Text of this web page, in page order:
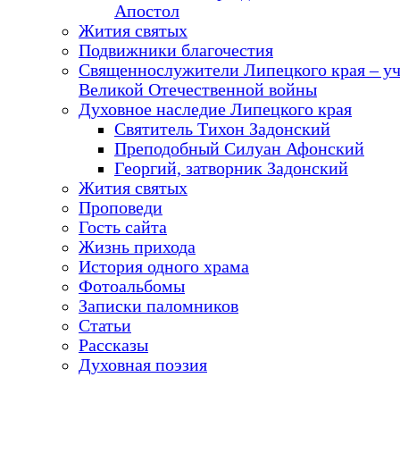
Апостол
Жития святых
Подвижники благочестия
Священнослужители Липецкого края –
Великой Отечественной войны
Духовное наследие Липецкого края
Святитель Тихон Задонский
Преподобный Силуан Афонский
Георгий, затворник Задонский
Жития святых
Проповеди
Гость сайта
Жизнь прихода
История одного храма
Фотоальбомы
Записки паломников
Статьи
Рассказы
Духовная поэзия